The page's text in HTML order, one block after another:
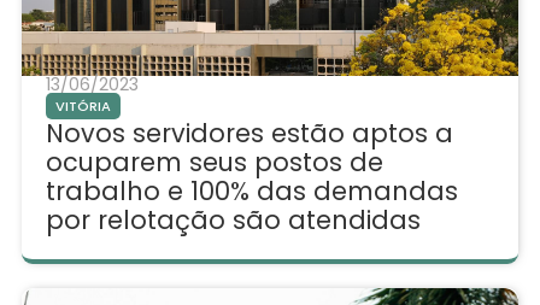
13/06/2023
VITÓRIA
Novos servidores estão aptos a
ocuparem seus postos de
trabalho e 100% das demandas
por relotação são atendidas